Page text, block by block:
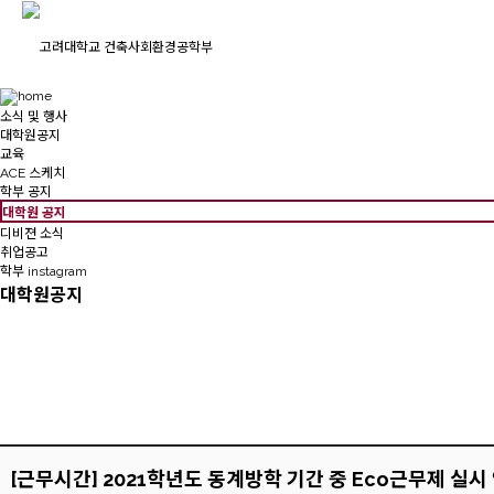
소식 및 행사
대학원공지
교육
ACE 스케치
학부 공지
대학원 공지
디비젼 소식
취업공고
학부 instagram
대학원공지
[근무시간] 2021학년도 동계방학 기간 중 Eco근무제 실시